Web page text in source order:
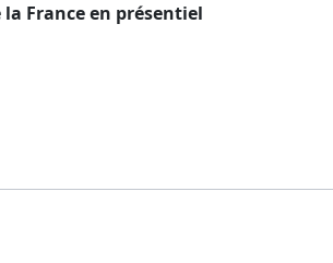
France en présentiel